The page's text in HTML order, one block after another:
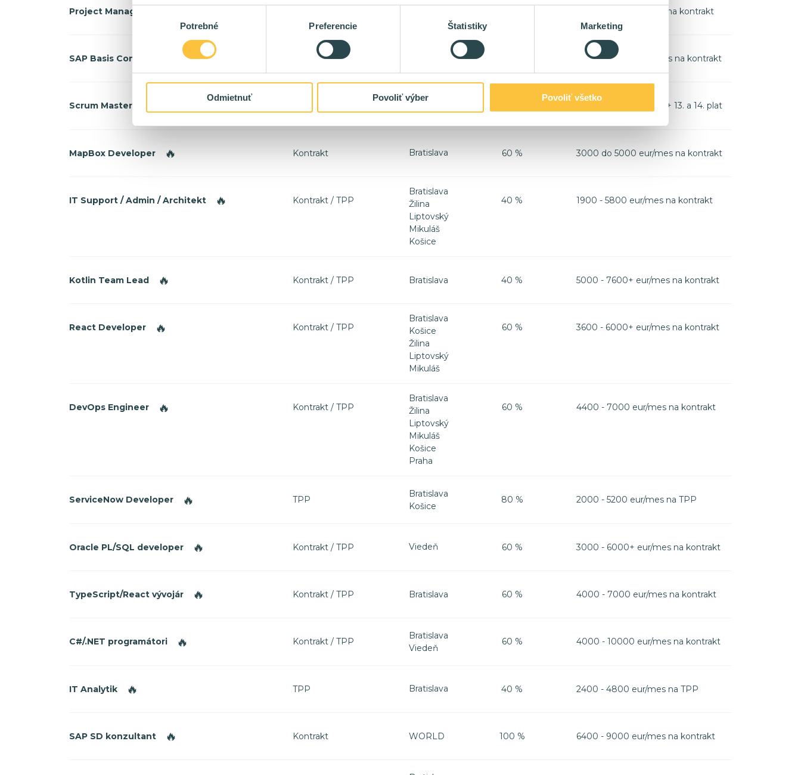
Výber
Potrebné Preferencie Štatistiky Marketing
Odmietnuť Povoliť výber Povoliť všetko
Project Manager 6400 - 9600 eur/mes na kontrakt
SAP Basis Consultant 🔥 Kontrakt 3800 - 8000+ eur/mes na kontrakt
Scrum Master WORLD 2500 - 2800 eur/mes + 13. a 14. plat
MapBox Developer 🔥 Kontrakt Bratislava 60 % 3000 do 5000 eur/mes na kontrakt
IT Support / Admin / Architekt 🔥 Kontrakt / TPP
Bratislava
Žilina
Liptovský
Mikuláš
Košice
40 % 1900 - 5800 eur/mes na kontrakt
Kotlin Team Lead 🔥 Kontrakt / TPP Bratislava 40 % 5000 - 7600+ eur/mes na kontrakt
React Developer 🔥 Kontrakt / TPP
Bratislava
Košice
Žilina
Liptovský
Mikuláš
60 % 3600 - 6000+ eur/mes na kontrakt
DevOps Engineer 🔥 Kontrakt / TPP
Bratislava
Žilina
Liptovský
Mikuláš
Košice
Praha
60 % 4400 - 7000 eur/mes na kontrakt
ServiceNow Developer 🔥 TPP
Bratislava
Košice
80 % 2000 - 5200 eur/mes na TPP
Oracle PL/SQL developer 🔥 Kontrakt / TPP Viedeň 60 % 3000 - 6000+ eur/mes na kontrakt
TypeScript/React vývojár 🔥 Kontrakt / TPP Bratislava 60 % 4000 - 7000 eur/mes na kontrakt
C#/.NET programátori 🔥 Kontrakt / TPP
Bratislava
Viedeň
60 % 4000 - 10000 eur/mes na kontrakt
IT Analytik 🔥 TPP Bratislava 40 % 2400 - 4800 eur/mes na TPP
SAP SD konzultant 🔥 Kontrakt WORLD 100 % 6400 - 9000 eur/mes na kontrakt